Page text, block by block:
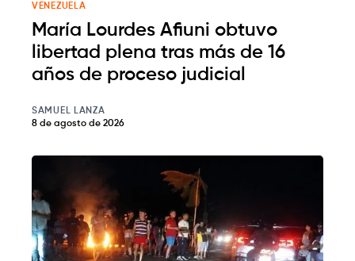
VENEZUELA
María Lourdes Afiuni obtuvo
libertad plena tras más de 16
años de proceso judicial
SAMUEL LANZA
8 de agosto de 2026